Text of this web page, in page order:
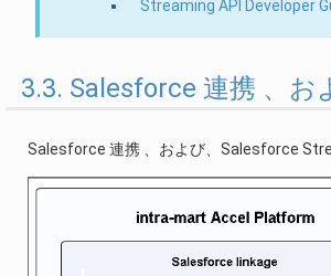
Streaming API Developer
3.3. Salesforce 連携 、
Salesforce 連携 、および、Salesforce